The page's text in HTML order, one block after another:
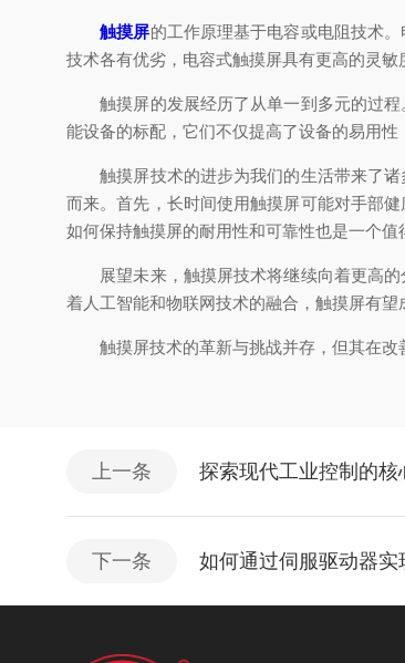
触摸屏的工作原理基于电容或电阻技术
技术各有优劣，电容式触摸屏具有更高的灵
触摸屏的发展经历了从单一到多元的过程
能设备的标配，它们不仅提高了设备的易用性
触摸屏技术的进步为我们的生活带来了诸
而来。首先，长时间使用触摸屏可能对手部
如何保持触摸屏的耐用性和可靠性也是一个值
展望未来，触摸屏技术将继续向着更高的
着人工智能和物联网技术的融合，触摸屏有望
触摸屏技术的革新与挑战并存，但其在改
上一条 探索现代工业控制的核
下一条 如何通过伺服驱动器实